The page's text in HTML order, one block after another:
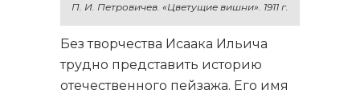
П. И. Петровичев. «Цветущие вишни». 1911 г.
Без творчества Исаака Ильича
трудно представить историю
отечественного пейзажа. Его имя